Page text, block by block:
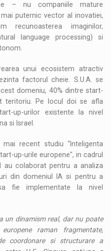
– nu companiile mature
puternic vector al inovatiei,
recunoasterea imaginilor,
language processing) si
unui ecosistem atractiv
factorul cheie. S.U.A. se
domeniu, 40% dintre start-
teritoriu. Pe locul doi se afla
up-urilor existente la nivel
si Israel.
recent studiu "Inteligenta
up-urile europene", in cadrul
au colaborat pentru a analiza
din domeniul IA si pentru a
fie implementate la nivel
un dinamism real, dar nu poate
raman fragmentate,
coordonare si structurare a